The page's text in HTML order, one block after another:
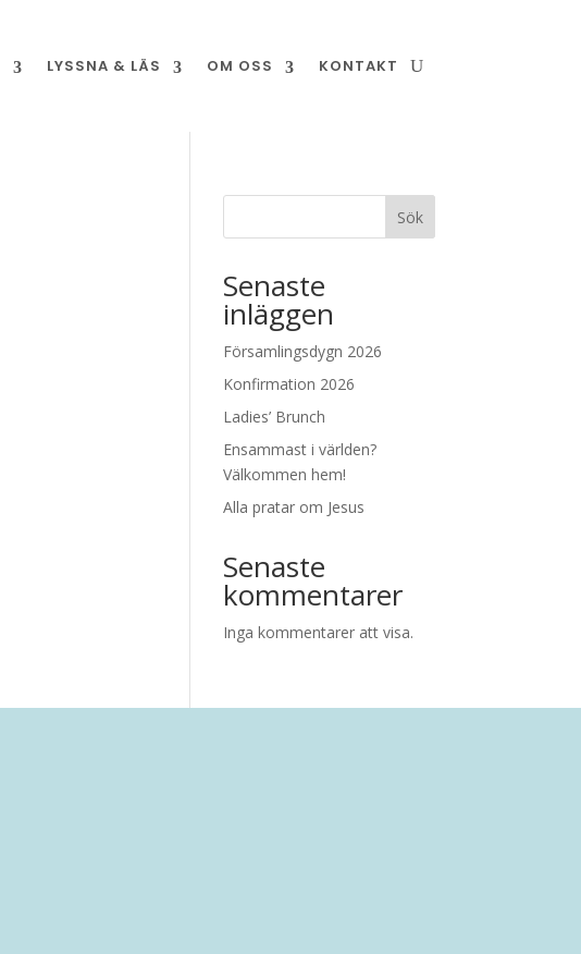
LYSSNA & LÄS OM OSS KONTAKT
Sök
Senaste
inläggen
Församlingsdygn 2026
Konfirmation 2026
Ladies’ Brunch
Ensammast i världen?
Välkommen hem!
Alla pratar om Jesus
Senaste
kommentarer
Inga kommentarer att visa.